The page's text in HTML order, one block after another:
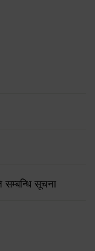
सम्बन्धि सूचना